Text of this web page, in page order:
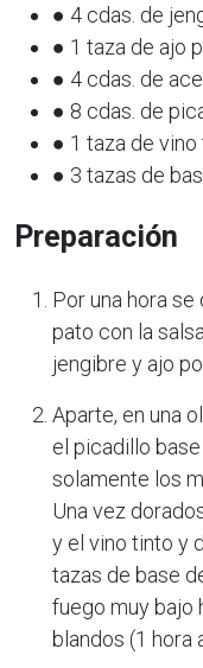
● 4 cdas. de
● 1 taza de ajo
● 4 cdas. de
● 8 cdas. de
● 1 taza de vino
● 3 tazas de
Preparación
Por una hora
pato con la
jengibre y ajo
Aparte, en una
el picadillo
solamente los
Una vez
y el vino tinto y
tazas de base
fuego muy bajo
blandos (1 hora